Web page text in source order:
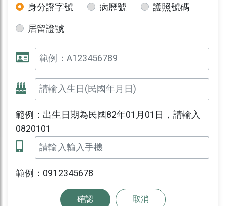
身分證字號 病歷號
護照號碼
居留證號
範例：出生日期為民國82年01月01日，請輸入
0820101
範例：0912345678
確認 取消